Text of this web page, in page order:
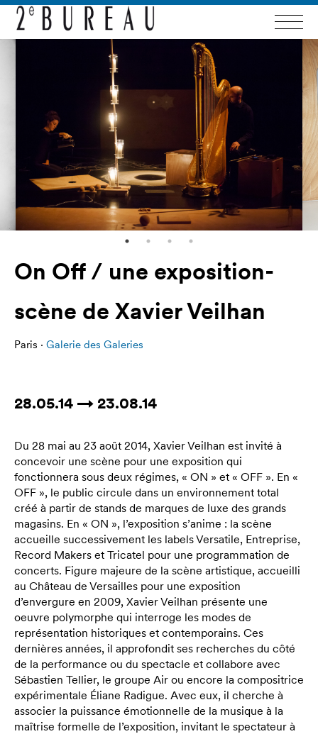
On Off / une exposition-
scène de Xavier Veilhan
Paris · Galerie des Galeries
28.05.14 → 23.08.14
Du 28 mai au 23 août 2014, Xavier Veilhan est invité à
concevoir une scène pour une exposition qui
fonctionnera sous deux régimes, « ON » et « OFF ». En «
OFF », le public circule dans un environnement total
créé à partir de stands de marques de luxe des grands
magasins. En « ON », l’exposition s’anime : la scène
accueille successivement les labels Versatile, Entreprise,
Record Makers et Tricatel pour une programmation de
concerts. Figure majeure de la scène artistique, accueilli
au Château de Versailles pour une exposition
d’envergure en 2009, Xavier Veilhan présente une
oeuvre polymorphe qui interroge les modes de
représentation historiques et contemporains. Ces
dernières années, il approfondit ses recherches du côté
de la performance ou du spectacle et collabore avec
Sébastien Tellier, le groupe Air ou encore la compositrice
expérimentale Éliane Radigue. Avec eux, il cherche à
associer la puissance émotionnelle de la musique à la
maîtrise formelle de l’exposition, invitant le spectateur à